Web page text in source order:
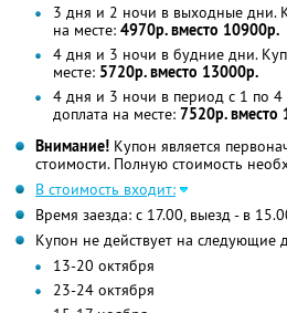
3 дня и 2 ночи в выходные дни.
на месте: 4970р. вместо 10900р.
4 дня и 3 ночи в будние дни.
месте: 5720р. вместо 13000р.
4 дня и 3 ночи в период с 1 по 4
доплата на месте: 7520р. вместо
Внимание! Купон является
стоимости. Полную стоимость
В стоимость входит:
Время заезда: с 17.00, выезд - в
Купон не действует на следующие
13-20 октября
23-24 октября